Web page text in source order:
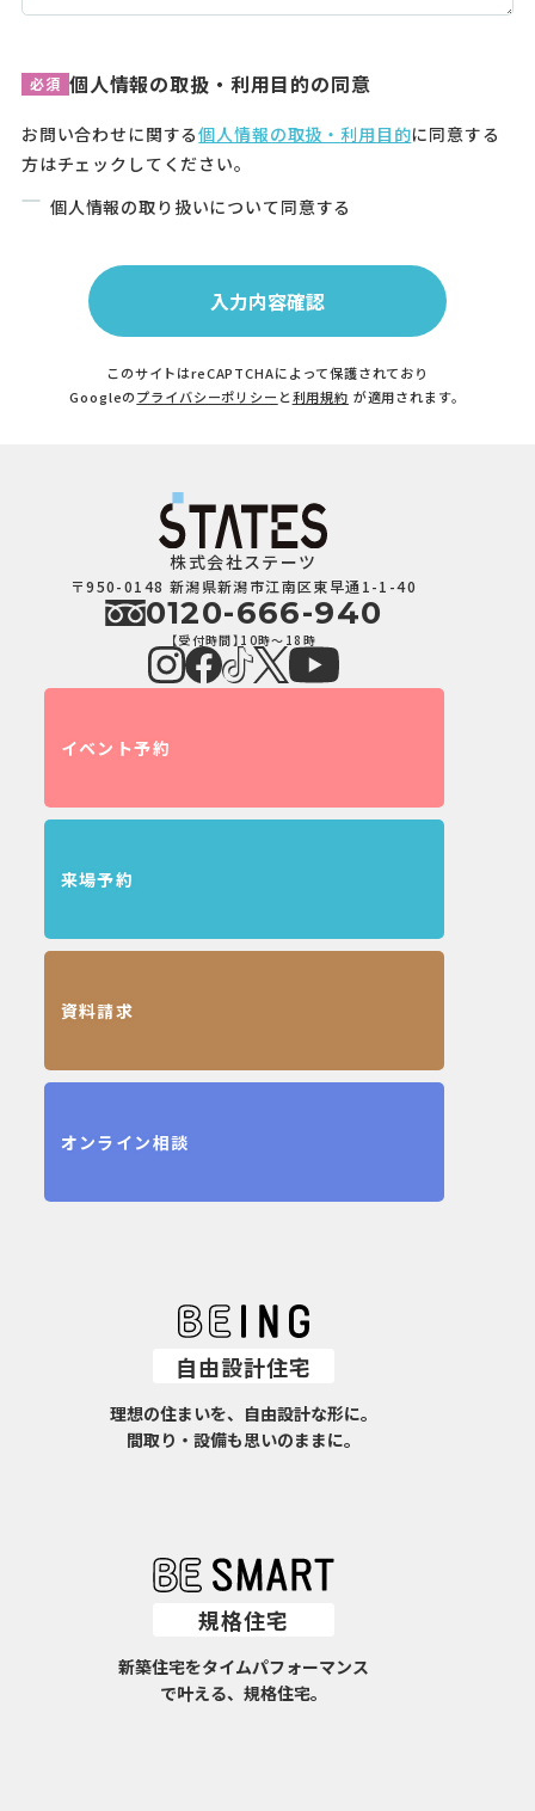
必須 個人情報の取扱・利用目的の同意
お問い合わせに関する個人情報の取扱・利用目的に同意する
方はチェックしてください。
個人情報の取り扱いについて同意する
このサイトはreCAPTCHAによって保護されており
Googleのプライバシーポリシー と利用規約 が適用されます。
株式会社ステーツ
〒950-0148 新潟県新潟市江南区東早通1-1-40
0120-666-940
【受付時間】10時～18時
イベント予約
来場予約
資料請求
オンライン相談
自由設計住宅
理想の住まいを、自由設計な形に。
間取り・設備も思いのままに。
規格住宅
新築住宅をタイムパフォーマンス
で叶える、規格住宅。